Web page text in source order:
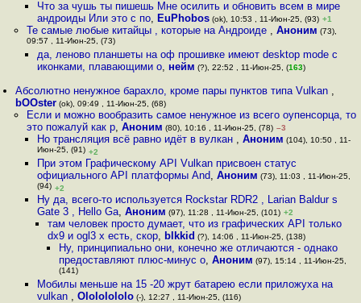
Что за чушь ты пишешь Мне осилить и обновить всем в мире
андроиды Или это с по, EuPhobos(ok), 10:53 , 11-Июн-25, (93) +1
Те самые любые китайцы , которые на Андроиде , Аноним (73),
09:57 , 11-Июн-25, (73)
да, леново планшеты на оф прошивке имеют desktop mode с
иконками, плавающими о, нейм (?), 22:52 , 11-Июн-25, (163)
Абсолютно ненужное барахло, кроме пары пунктов типа Vulkan ,
bOOster (ok), 09:49 , 11-Июн-25, (68)
Если и можно вообразить самое ненужное из всего оупенсорца, то
это пожалуй как р, Аноним (80), 10:16 , 11-Июн-25, (78) –3
Но трансляция всё равно идёт в вулкан , Аноним (104), 10:50 , 11-
Июн-25, (91) +2
При этом Графическому API Vulkan присвоен статус
официального API платформы And, Аноним (73), 11:03 , 11-Июн-25,
(94) +2
Ну да, всего-то используется Rockstar RDR2 , Larian Baldur s
Gate 3 , Hello Ga, Аноним (97), 11:28 , 11-Июн-25, (101) +2
там человек просто думает, что из графических API только
dx9 и ogl3 x есть, скор, blkkid (?), 14:06 , 11-Июн-25, (138)
Ну, принципиально они, конечно же отличаются - однако
предоставляют плюс-минус о, Аноним (97), 15:14 , 11-Июн-25,
(141)
Мобилы меньше на 15 -20 жрут батарею если приложуха на
vulkan , Olololololo(-), 12:27 , 11-Июн-25, (116)